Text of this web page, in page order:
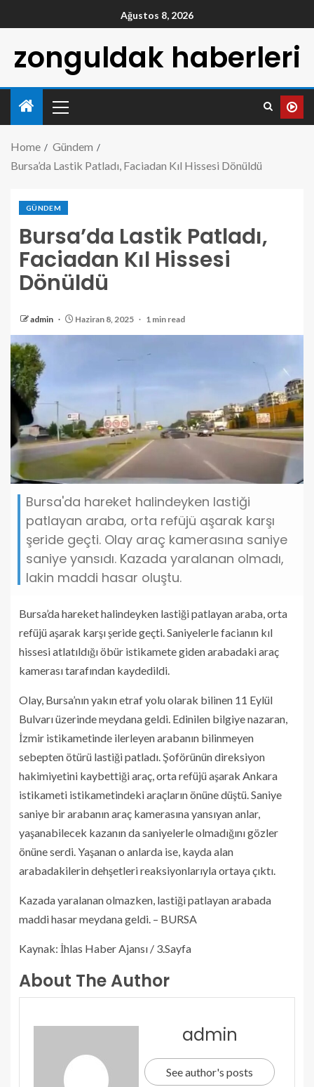
Ağustos 8, 2026
zonguldak haberleri
Home
Gündem
Bursa’da Lastik Patladı, Faciadan Kıl Hissesi Dönüldü
GÜNDEM
Bursa’da Lastik Patladı,
Faciadan Kıl Hissesi
Dönüldü
admin Haziran 8, 2025 1 min read
Bursa'da hareket halindeyken lastiği
patlayan araba, orta refüjü aşarak karşı
şeride geçti. Olay araç kamerasına saniye
saniye yansıdı. Kazada yaralanan olmadı,
lakin maddi hasar oluştu.
Bursa’da hareket halindeyken lastiği patlayan araba, orta
refüjü aşarak karşı şeride geçti. Saniyelerle facianın kıl
hissesi atlatıldığı öbür istikamete giden arabadaki araç
kamerası tarafından kaydedildi.
Olay, Bursa’nın yakın etraf yolu olarak bilinen 11 Eylül
Bulvarı üzerinde meydana geldi. Edinilen bilgiye nazaran,
İzmir istikametinde ilerleyen arabanın bilinmeyen
sebepten ötürü lastiği patladı. Şoförünün direksiyon
hakimiyetini kaybettiği araç, orta refüjü aşarak Ankara
istikameti istikametindeki araçların önüne düştü. Saniye
saniye bir arabanın araç kamerasına yansıyan anlar,
yaşanabilecek kazanın da saniyelerle olmadığını gözler
önüne serdi. Yaşanan o anlarda ise, kayda alan
arabadakilerin dehşetleri reaksiyonlarıyla ortaya çıktı.
Kazada yaralanan olmazken, lastiği patlayan arabada
maddi hasar meydana geldi. – BURSA
Kaynak: İhlas Haber Ajansı / 3.Sayfa
About The Author
admin
See author's posts